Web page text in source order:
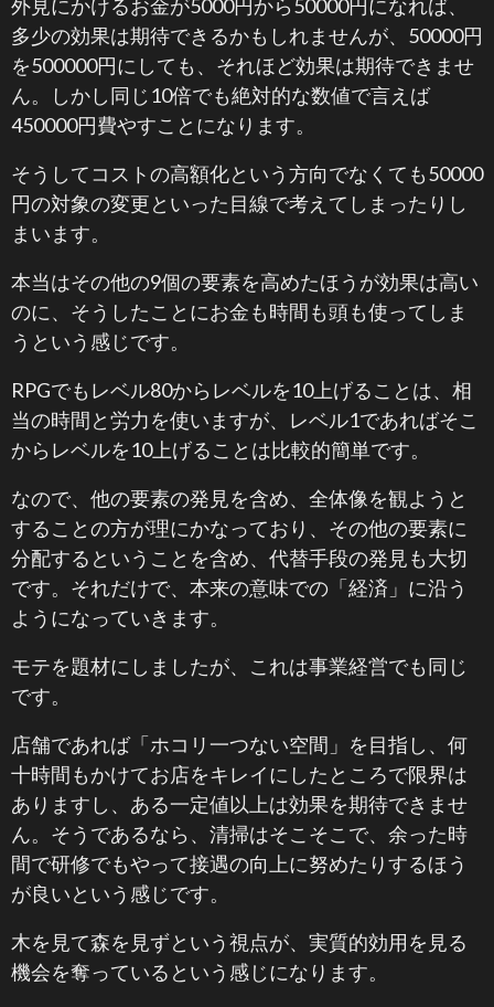
外見にかけるお金が5000円から50000円になれば、
多少の効果は期待できるかもしれませんが、50000円
を500000円にしても、それほど効果は期待できませ
ん。しかし同じ10倍でも絶対的な数値で言えば
450000円費やすことになります。
そうしてコストの高額化という方向でなくても50000
円の対象の変更といった目線で考えてしまったりし
まいます。
本当はその他の9個の要素を高めたほうが効果は高い
のに、そうしたことにお金も時間も頭も使ってしま
うという感じです。
RPGでもレベル80からレベルを10上げることは、相
当の時間と労力を使いますが、レベル1であればそこ
からレベルを10上げることは比較的簡単です。
なので、他の要素の発見を含め、全体像を観ようと
することの方が理にかなっており、その他の要素に
分配するということを含め、代替手段の発見も大切
です。それだけで、本来の意味での「経済」に沿う
ようになっていきます。
モテを題材にしましたが、これは事業経営でも同じ
です。
店舗であれば「ホコリ一つない空間」を目指し、何
十時間もかけてお店をキレイにしたところで限界は
ありますし、ある一定値以上は効果を期待できませ
ん。そうであるなら、清掃はそこそこで、余った時
間で研修でもやって接遇の向上に努めたりするほう
が良いという感じです。
木を見て森を見ずという視点が、実質的効用を見る
機会を奪っているという感じになります。